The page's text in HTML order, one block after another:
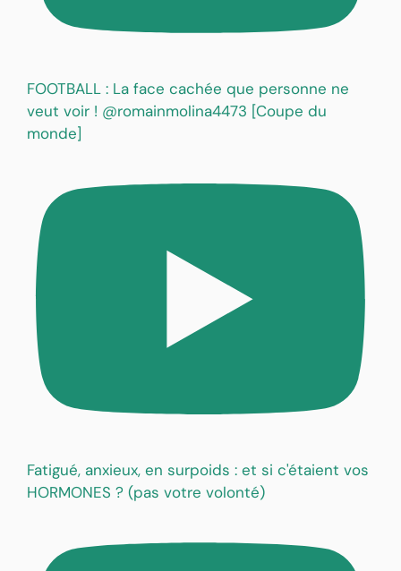
FOOTBALL : La face cachée que personne ne
veut voir ! @romainmolina4473 [Coupe du
monde]
Fatigué, anxieux, en surpoids : et si c'étaient vos
HORMONES ? (pas votre volonté)